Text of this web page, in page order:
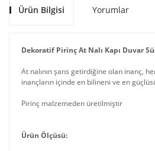
Ürün Bilgisi Yorumlar
Dekoratif Pirinç At Nalı Kapı Duvar
At nalının şans getirdiğine olan inanç,
inançların içinde en bilineni ve en
Pirinç malzemeden üretilmiştir
Ürün Ölçüsü: